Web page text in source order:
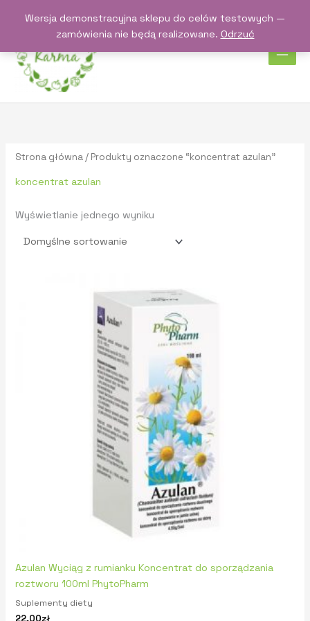
Wersja demonstracyjna sklepu do celów testowych —
zamówienia nie będą realizowane. Odrzuć
Strona główna / Produkty oznaczone “koncentrat azulan”
koncentrat azulan
Wyświetlanie jednego wyniku
Azulan Wyciąg z rumianku Koncentrat do sporządzania
roztworu 100ml PhytoPharm
Suplementy diety
22,00zł